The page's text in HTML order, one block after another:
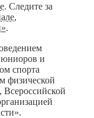
. Следите за
,
.
юниоров и
спорта
физической
Всероссийской